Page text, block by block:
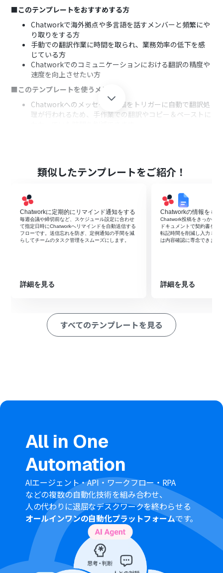
■このテンプレートをおすすめする方
Chatworkで海外拠点や多言語を話すメンバーと頻繁にや
り取りをする方
手動での翻訳作業に時間を取られ、業務効率の低下を感
じている方
Chatworkでのコミュニケーションにおける翻訳の精度や
速度を向上させたい方
■このテンプレートを使うメリット
Chatworkへのメッセージ投稿をトリガーに自動で翻訳処
理が行われるため、手作業での翻訳やコピー＆ペーストに
■フローボットの流れ
次に、トリガーでChatworkを選択し、「新しいメッセー
ジがルームに投稿されたら（Webhook起動）」というア
クションを設定し、監視対象のルームを指定します。
次に、オペレーションでAI機能の「翻訳する」アクション
を設定し、翻訳したい言語（例：日本語から英語へ）を
指定します。この際、翻訳対象のテキストとして、トリガ
ルームや担当者に送信します。
■このワークフローのカスタムポイント
果を通知する先のルームや担当者を任意で設定できます。
■注意事項
ChatworkとYoomを連携してください。
類似したテンプレートをご紹介！
Chatworkに定期的にリマインド通知をする
毎週会議や締切前など、スケジュール設定に合わせ
て指定日時にChatworkへリマインドを自動送信する
フローです。送信忘れを防ぎ、定例通知の手間を減
らしてチームのタスク管理をスムーズにします。
詳細を見る
Chatworkの情報をも
Chatwork投稿をきっかけ
ドキュメントで契約書を自
転記時間を削減し入力ミス
は内容確認に専念できます
詳細を見る
すべてのテンプレートを見る
All in One
Automation
AIエージェント・API・ワークフロー・RPA
などの複数の自動化技術を組み合わせ、
人の代わりに退屈なデスクワークを終わらせる
オールインワンの自動化プラットフォームです。